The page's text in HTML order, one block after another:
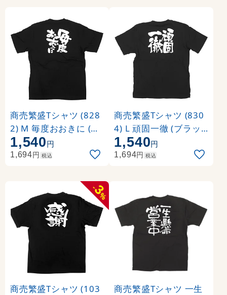
商売繁盛Tシャツ (828
2) M 毎度おおきに (ブ
ラック)
1,540円
1,694円 税込
商売繁盛Tシャツ (830
4) L 頑固一徹 (ブラッ
ク)
1,540円
1,694円 税込
-
3
%
商売繁盛Tシャツ (103
商売繁盛Tシャツ 一生